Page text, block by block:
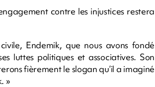
contre les injustices restera
Endemik, que nous avons fondé
luttes politiques et associatives. Son
fièrement le slogan qu’il a imaginé
»